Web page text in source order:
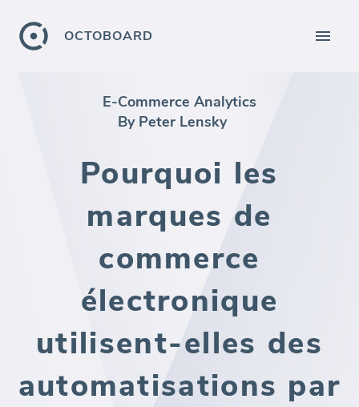
OCTOBOARD
E-Commerce Analytics
By Peter Lensky
Pourquoi les
marques de
commerce
électronique
utilisent-elles des
automatisations par